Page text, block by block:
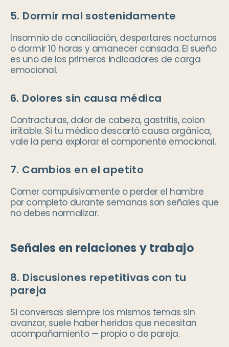
5. Dormir mal sostenidamente
Insomnio de conciliación, despertares nocturnos
o dormir 10 horas y amanecer cansada. El sueño
es uno de los primeros indicadores de carga
emocional.
6. Dolores sin causa médica
Contracturas, dolor de cabeza, gastritis, colon
irritable. Si tu médico descartó causa orgánica,
vale la pena explorar el componente emocional.
7. Cambios en el apetito
Comer compulsivamente o perder el hambre
por completo durante semanas son señales que
no debes normalizar.
Señales en relaciones y trabajo
8. Discusiones repetitivas con tu
pareja
Si conversas siempre los mismos temas sin
avanzar, suele haber heridas que necesitan
acompañamiento — propio o de pareja.